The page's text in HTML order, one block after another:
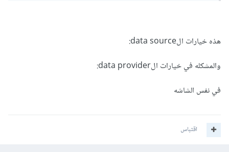
هذه خيارات الdata source:
والمشكله في خيارات الdata provider:
في نفس الشاشه
اقتباس